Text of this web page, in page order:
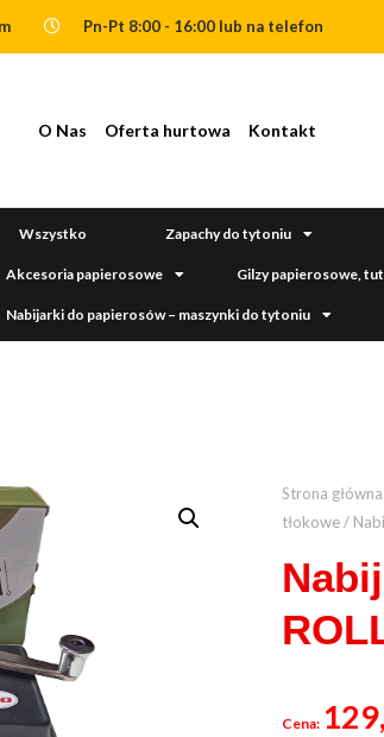
Pn-Pt 8:00 - 16:00 lub na telefon
O Nas Oferta hurtowa Kontakt
Wszystko Zapachy do tytoniu
Akcesoria papierosowe Gilzy papierosowe,
Nabijarki do papierosów – maszynki do tytoniu
Strona główna
tłokowe/